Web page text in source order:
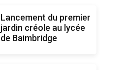
Lancement du premier
jardin créole au lycée
de Baimbridge